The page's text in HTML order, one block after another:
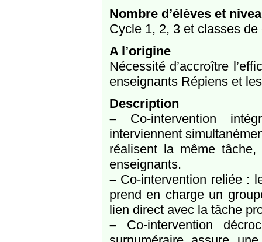
Nombre d’élèves et
Cycle 1, 2, 3 et classes de
A l’origine
Nécessité d’accroître
enseignants Répiens et
Description
–Co-intervention
interviennent
réalisent la même tâche,
enseignants.
–Co-intervention reliée :
prend en charge un
lien direct avec la tâche
–Co-intervention